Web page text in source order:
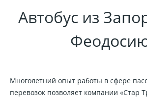
Автобус из
Многолетний опыт работы в сфере
перевозок позволяет компании «Стар